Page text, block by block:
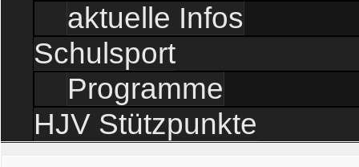
aktuelle Infos
Schulsport
Programme
HJV Stützpunkte